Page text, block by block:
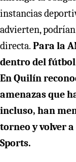
instancias
advierten, podrían
directa. Para la
dentro del fútbol
En Quilín
amenazas que
incluso, han
torneo y volver
Sports.